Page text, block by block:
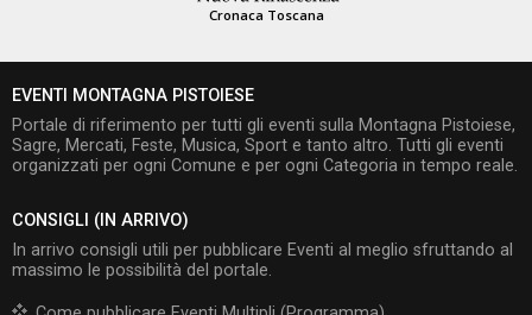
Cronaca Toscana
EVENTI MONTAGNA PISTOIESE
Portale di riferimento per tutti gli eventi sulla Montagna Pistoiese,
Sagre, Mercati, Feste, Musica, Sport e tanto altro. Tutti gli eventi
organizzati per ogni Comune e per ogni Categoria in tempo reale.
CONSIGLI (IN ARRIVO)
In arrivo consigli utili per pubblicare Eventi al meglio sfruttando al
massimo le possibilità del portale.